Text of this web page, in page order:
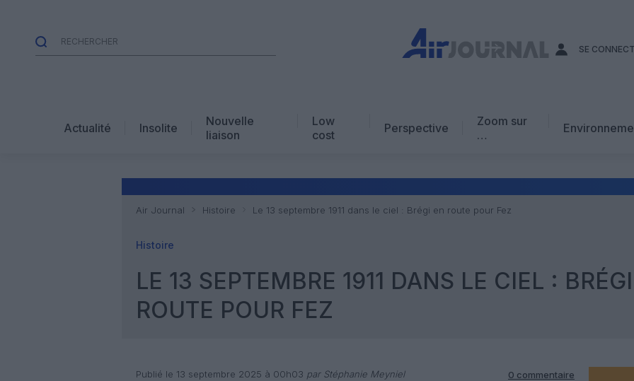
SE
Actualité Insolite
Nouvelle
liaison
Low
cost
Perspective
Zoom sur
…
Avis d’expert
Air Journal Histoire Le 13 septembre 1911 dans le ciel : Brégi en route pour Fez
Histoire
LE 13 SEPTEMBRE 1911 DANS LE CIEL :
ROUTE POUR FEZ
Publié le 13 septembre 2025 à 00h03 par Stéphanie Meyniel 0 commentaire